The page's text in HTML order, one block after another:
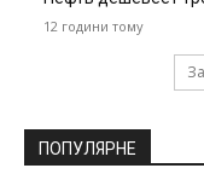
12 години тому
ПОПУЛЯРНЕ